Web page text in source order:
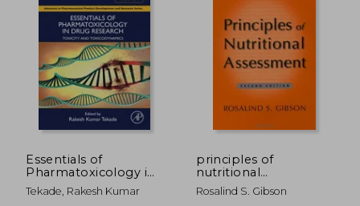
55%
dcto.
$ 1.575.584
$ 709.013
55%
dcto. $
Essentials of
Pharmatoxicology in
Drug Research,
Volume 1: Toxicity and
Tekade, Rakesh Kumar
principles of
nutritional
assessment
Rosalind S. Gibson